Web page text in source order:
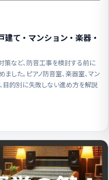
て・マンション・楽器・
策など、防音工事を検討する前に
した。ピアノ防音室、楽器室、マン
目的別に失敗しない進め方を解説